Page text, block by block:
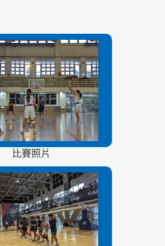
比賽照片